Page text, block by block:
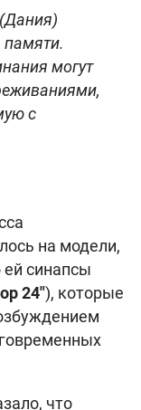
могут
с
на модели,
синапсы
24"), которые
что